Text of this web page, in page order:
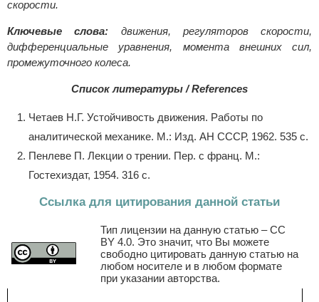
скорости.
Ключевые слова: движения, регуляторов скорости,
дифференциальные уравнения, момента внешних сил,
промежуточного колеса.
Список литературы / References
Четаев Н.Г. Устойчивость движения. Работы по
аналитической механике. М.: Изд. АН СССР, 1962. 535 с.
Пенлеве П. Лекции о трении. Пер. с франц. М.:
Гостехиздат, 1954. 316 с.
Ссылка для цитирования данной статьи
Тип лицензии на данную статью – CC
BY 4.0. Это значит, что Вы можете
свободно цитировать данную статью на
любом носителе и в любом формате
при указании авторства.